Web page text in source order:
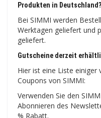
Produkten in Deutschland?
Bei SIMMI werden
Werktagen geliefert und
geliefert.
Gutscheine derzeit
Hier ist eine Liste einiger
Coupons von SIMMI:
Verwenden Sie den
Abonnieren des
% Rabatt.